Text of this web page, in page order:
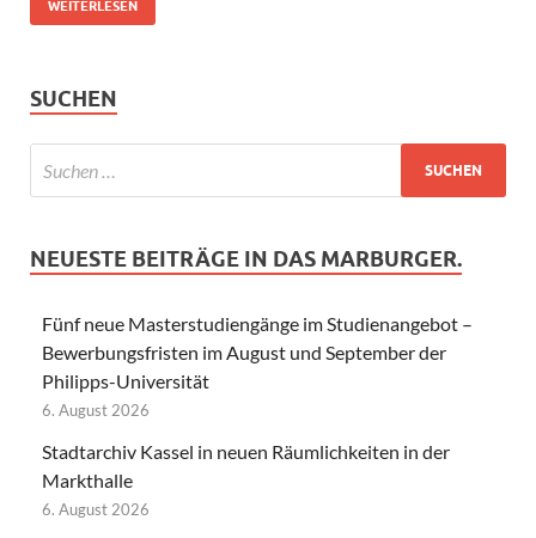
WEITERLESEN
SUCHEN
NEUESTE BEITRÄGE IN DAS MARBURGER.
Fünf neue Masterstudiengänge im Studienangebot –
Bewerbungsfristen im August und September der
Philipps-Universität
6. August 2026
Stadtarchiv Kassel in neuen Räumlichkeiten in der
Markthalle
6. August 2026